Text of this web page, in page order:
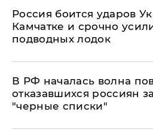
Россия боится ударов
Камчатке и срочно
подводных лодок
​В РФ началась волна
отказавшихся россиян
"черные списки"